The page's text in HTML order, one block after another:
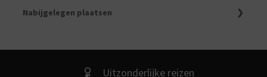
Nabijgelegen plaatsen
Lastminute Lanzarote
De Top 5 viersterrenhotels op Gran Canaria
Uitzonderlijke reizen